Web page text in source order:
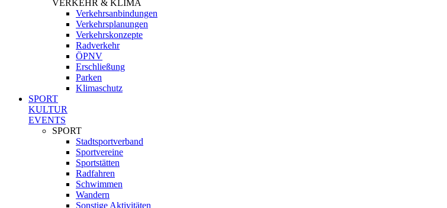
VERKEHR & KLIMA
Verkehrsanbindungen
Verkehrsplanungen
Verkehrskonzepte
Radverkehr
ÖPNV
Erschließung
Parken
Klimaschutz
SPORT
KULTUR
EVENTS
SPORT
Stadtsportverband
Sportvereine
Sportstätten
Radfahren
Schwimmen
Wandern
Sonstige Aktivitäten